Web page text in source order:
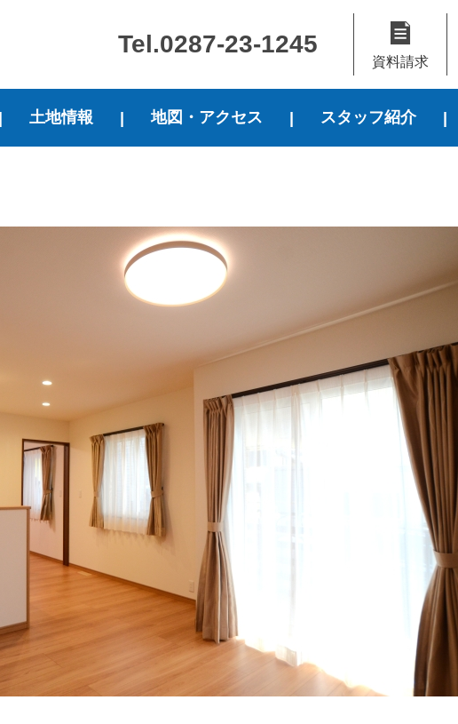
Tel.0287-23-1245
資料請求
土地情報 地図・アクセス スタッフ紹介